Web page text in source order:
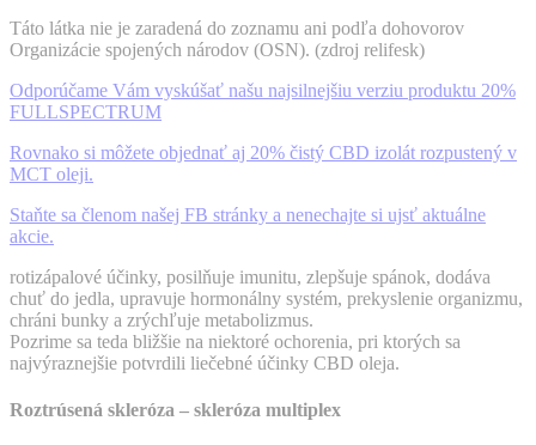
Táto látka nie je zaradená do zoznamu ani podľa dohovorov
Organizácie spojených národov (OSN). (zdroj relifesk)
Odporúčame Vám vyskúšať našu najsilnejšiu verziu produktu 20%
FULLSPECTRUM
Rovnako si môžete objednať aj 20% čistý CBD izolát rozpustený v
MCT oleji.
Staňte sa členom našej FB stránky a nenechajte si ujsť aktuálne
akcie.
rotizápalové účinky, posilňuje imunitu, zlepšuje spánok, dodáva
chuť do jedla, upravuje hormonálny systém, prekyslenie organizmu,
chráni bunky a zrýchľuje metabolizmus.
Pozrime sa teda bližšie na niektoré ochorenia, pri ktorých sa
najvýraznejšie potvrdili liečebné účinky CBD oleja.
Roztrúsená skleróza – skleróza multiplex